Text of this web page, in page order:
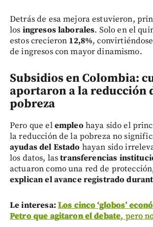
Detrás de esa mejora estuvieron,
los ingresos laborales. Solo en el
estos crecieron 12,8%,
de ingresos con mayor dinamismo.
Subsidios en Colombia:
aportaron a la reducción
pobreza
Pero que elempleo haya sido el
la reducción de la pobreza no
ayudas del Estado hayan sido
los datos, lastransferencias
actuaron como una red de
explican el avance registrado
Le interesa: Los cinco ‘globos’
Petro que agitaron el debate, pero